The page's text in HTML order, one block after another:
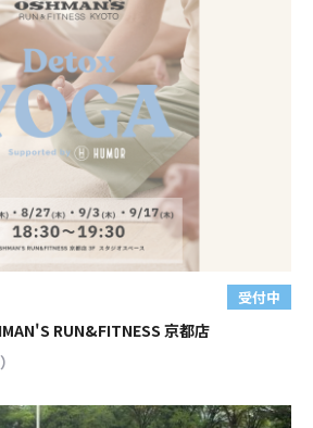
受付中
RUN&FITNESS 京都店